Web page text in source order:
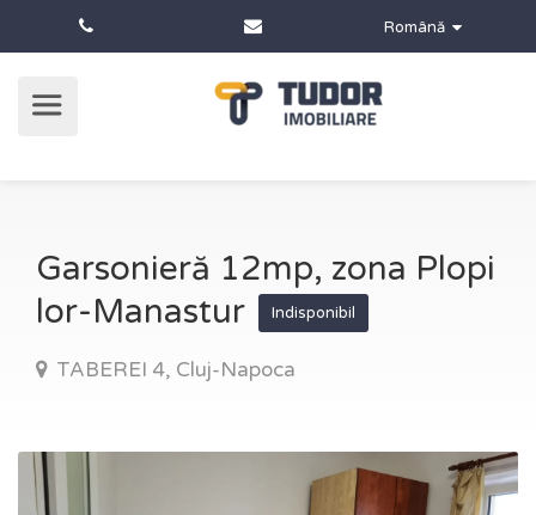
Română
Garsonieră 12mp, zona Plopi
lor-Manastur
Indisponibil
TABEREI 4, Cluj-Napoca